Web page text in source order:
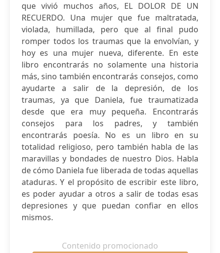
que vivió muchos años, EL DOLOR DE UN
RECUERDO. Una mujer que fue maltratada,
violada, humillada, pero que al final pudo
romper todos los traumas que la envolvían, y
hoy es una mujer nueva, diferente. En este
libro encontrarás no solamente una historia
más, sino también encontrarás consejos, como
ayudarte a salir de la depresión, de los
traumas, ya que Daniela, fue traumatizada
desde que era muy pequeña. Encontrarás
consejos para los padres, y también
encontrarás poesía. No es un libro en su
totalidad religioso, pero también habla de las
maravillas y bondades de nuestro Dios. Habla
de cómo Daniela fue liberada de todas aquellas
ataduras. Y el propósito de escribir este libro,
es poder ayudar a otros a salir de todas esas
depresiones y que puedan confiar en ellos
mismos.
Contenido promocionado